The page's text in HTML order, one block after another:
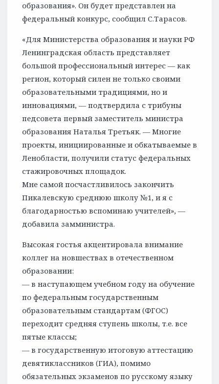
образования». Он будет представлен на
федеральный конкурс, сообщил С.Тарасов.
«Для Министерства образования и науки РФ
Ленинградская область представляет
большой профессиональный интерес — как
регион, который силен не только своими
образовательными традициями, но и
инновациями, — подтвердила с трибуны
педсовета первый заместитель министра
образования Наталья Третьяк. — Многие
проекты, инициированные и обкатываемые в
Ленобласти, получили статус федеральных
стажировочных площадок.
Мне самой посчастливилось закончить
Пикалевскую среднюю школу №1, и я с
благодарностью вспоминаю учителей», —
добавила замминистра.
Высокая гостья акцентировала внимание
коллег на новшествах в отечественном
образовании:
— в наступающем учебном году на обучение
по федеральным государственным
образовательным стандартам (ФГОС)
переходит средняя ступень школы, т.е. все
пятые классы;
— в государственную итоговую аттестацию
девятиклассников (ГИА), помимо
обязательных экзаменов по русскому языку